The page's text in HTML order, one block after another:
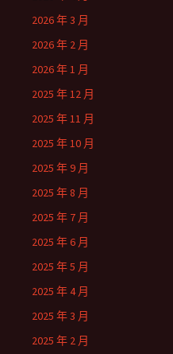
2026 年 3 月
2026 年 2 月
2026 年 1 月
2025 年 12 月
2025 年 11 月
2025 年 10 月
2025 年 9 月
2025 年 8 月
2025 年 7 月
2025 年 6 月
2025 年 5 月
2025 年 4 月
2025 年 3 月
2025 年 2 月